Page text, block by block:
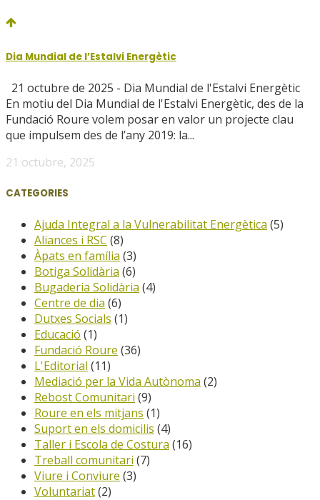
Dia Mundial de l’Estalvi Energètic
21 octubre de 2025 - Dia Mundial de l'Estalvi Energètic
En motiu del Dia Mundial de l'Estalvi Energètic, des de la
Fundació Roure volem posar en valor un projecte clau
que impulsem des de l’any 2019: la...
21 octubre, 2025
CATEGORIES
Ajuda Integral a la Vulnerabilitat Energètica (5)
Aliances i RSC (8)
Àpats en família (3)
Botiga Solidària (6)
Bugaderia Solidària (4)
Centre de dia (6)
Dutxes Socials (1)
Educació (1)
Fundació Roure (36)
L'Editorial (11)
Mediació per la Vida Autònoma (2)
Rebost Comunitari (9)
Roure en els mitjans (1)
Suport en els domicilis (4)
Taller i Escola de Costura (16)
Treball comunitari (7)
Viure i Conviure (3)
Voluntariat(2)